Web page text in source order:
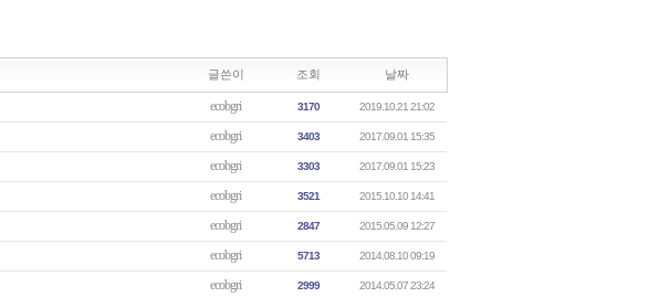
글쓴이 조회 날짜
ecobgri 3170 2019.10.21 21:02
ecobgri 3403 2017.09.01 15:35
ecobgri 3303 2017.09.01 15:23
ecobgri 3521 2015.10.10 14:41
ecobgri 2847 2015.05.09 12:27
ecobgri 5713 2014.08.10 09:19
ecobgri 2999 2014.05.07 23:24